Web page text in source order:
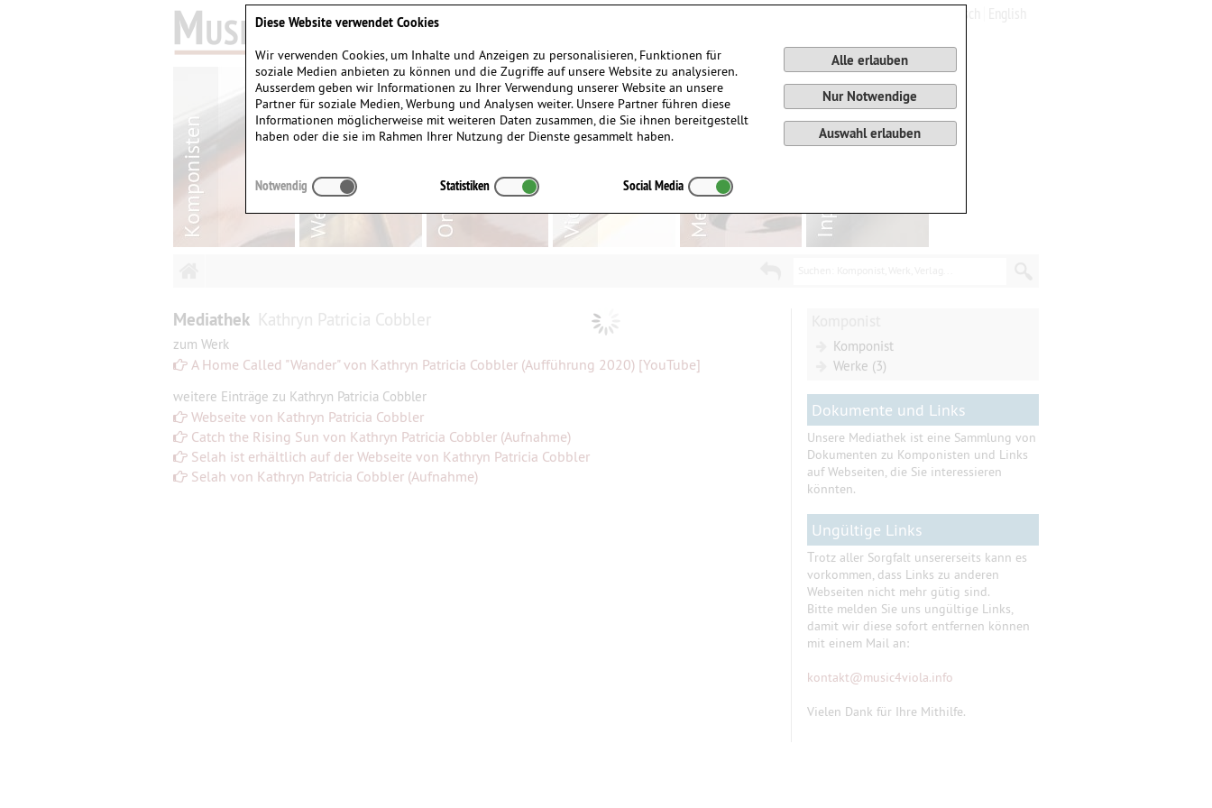
Mediathek Kathryn Patricia Cobbler
zum Werk
A Home Called "Wander" von Kathryn Patricia Cobbler (Aufführung 2020) [YouTube]
weitere Einträge zu Kathryn Patricia Cobbler
Webseite von Kathryn Patricia Cobbler
Catch the Rising Sun von Kathryn Patricia Cobbler (Aufnahme)
Selah ist erhältlich auf der Webseite von Kathryn Patricia Cobbler
Selah von Kathryn Patricia Cobbler (Aufnahme)
Komponist
Werke (3)
Dokumente und Links
Unsere Mediathek ist eine Sammlung von
Dokumenten zu Komponisten und Links
auf Webseiten, die Sie interessieren
könnten.
Ungültige Links
Trotz aller Sorgfalt unsererseits kann es
vorkommen, dass Links zu anderen
Webseiten nicht mehr gütig sind.
Bitte melden Sie uns ungültige Links,
damit wir diese sofort entfernen können
mit einem Mail an:
kontakt@music4viola.info
Vielen Dank für Ihre Mithilfe.
Diese Website verwendet Cookies
Wir verwenden Cookies, um Inhalte und Anzeigen zu personalisieren, Funktionen für
soziale Medien anbieten zu können und die Zugriffe auf unsere Website zu analysieren.
Ausserdem geben wir Informationen zu Ihrer Verwendung unserer Website an unsere
Partner für soziale Medien, Werbung und Analysen weiter. Unsere Partner führen diese
Informationen möglicherweise mit weiteren Daten zusammen, die Sie ihnen bereitgestellt
haben oder die sie im Rahmen Ihrer Nutzung der Dienste gesammelt haben.
Alle erlauben
Nur Notwendige
Auswahl erlauben
Notwendig Statistiken Social Media